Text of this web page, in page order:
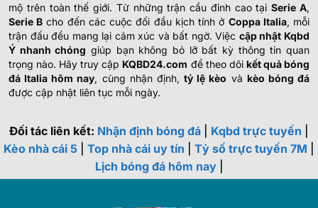
mộ trên toàn thế giới. Từ những trận cầu đỉnh cao tạiSerie A,
Serie B cho đến các cuộc đối đầu kịch tính ở Coppa Italia, mỗi
trận đấu đều mang lại cảm xúc và bất ngờ. Việc cập nhật Kqbd
Ý nhanh chóng giúp bạn không bỏ lỡ bất kỳ thông tin quan
trọng nào. Hãy truy cập KQBD24.com để theo dõi kết quả bóng
đá Italia hôm nay, cùng nhận định,tỷ lệ kèo và kèo bóng đá
được cập nhật liên tục mỗi ngày.
Đối tác liên kết: Nhận định bóng đá Kqbd trực tuyến
Kèo nhà cái 5
Top nhà cái uy tín Tỷ số trực tuyến 7M
Lịch bóng đá hôm nay|